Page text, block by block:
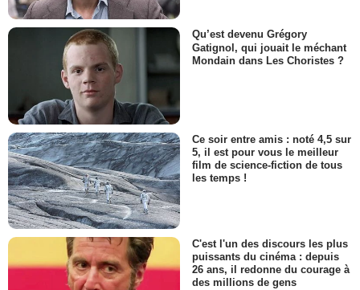
Qu’est devenu Grégory
Gatignol, qui jouait le méchant
Mondain dans Les Choristes ?
Ce soir entre amis : noté 4,5 sur
5, il est pour vous le meilleur
film de science-fiction de tous
les temps !
C'est l'un des discours les plus
puissants du cinéma : depuis
26 ans, il redonne du courage à
des millions de gens